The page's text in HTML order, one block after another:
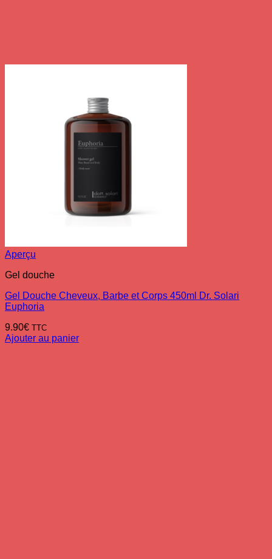
Aperçu
Gel douche
Gel Douche Cheveux, Barbe et Corps 450ml Dr. Solari
Euphoria
9.90€ TTC
Ajouter au panier